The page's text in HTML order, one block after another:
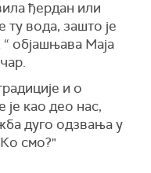
ђердан или
ту вода, зашто је
објашњава Маја
и о
као део нас,
дуго одзвања у
смо?"